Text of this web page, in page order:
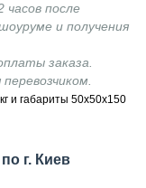
после
и получения
заказа.
и габариты 50х50х150
г. Киев